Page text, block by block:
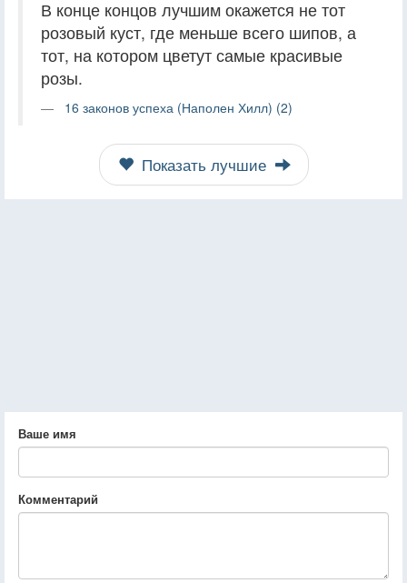
В конце концов лучшим окажется не тот
розовый куст, где меньше всего шипов, а
тот, на котором цветут самые красивые
розы.
16 законов успеха (Наполен Хилл) (2)
Показать лучшие
Ваше имя
Комментарий